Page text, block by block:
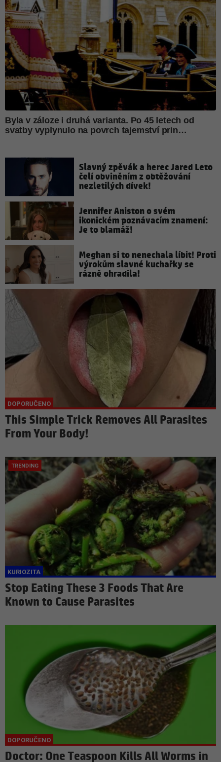
Slavný zpěvák a herec Jared Leto
čelí obviněním z obtěžování
nezletilých dívek!
Jennifer Aniston o svém
ikonickém poznávacím znamení:
Je to blamáž!
Meghan si to nenechala líbit! Proti
výrokům slavné kuchařky se
rázně ohradila!
This Simple Trick Removes All Parasites
From Your Body!
Stop Eating These 3 Foods That Are
Known to Cause Parasites
Doctor: One Teaspoon Kills All Worms in